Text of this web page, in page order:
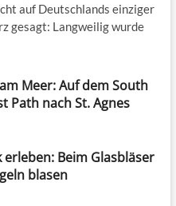
auf Deutschlands einziger
gesagt: Langweilig wurde
Meer: Auf dem South
Path nach St. Agnes
erleben: Beim Glasbläser
blasen